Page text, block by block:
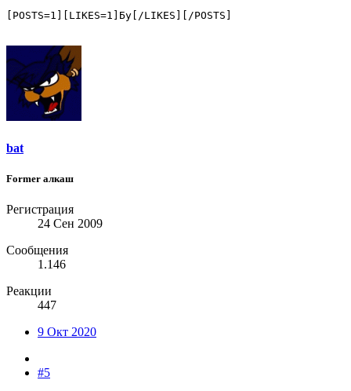
[POSTS=1][LIKES=1]Бу[/LIKES][/POSTS]
bat
Former алкаш
Регистрация
24 Сен 2009
Сообщения
1.146
Реакции
447
9 Окт 2020
#5